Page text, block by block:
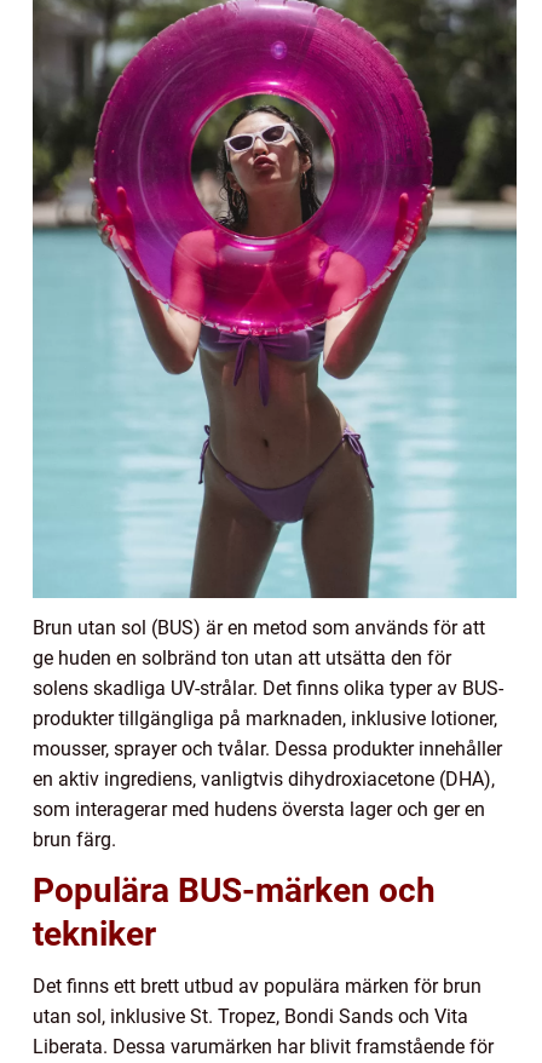
Brun utan sol (BUS) är en metod som används för att
ge huden en solbränd ton utan att utsätta den för
solens skadliga UV-strålar. Det finns olika typer av BUS-
produkter tillgängliga på marknaden, inklusive lotioner,
mousser, sprayer och tvålar. Dessa produkter innehåller
en aktiv ingrediens, vanligtvis dihydroxiacetone (DHA),
som interagerar med hudens översta lager och ger en
brun färg.
Populära BUS-märken och
tekniker
Det finns ett brett utbud av populära märken för brun
utan sol, inklusive St. Tropez, Bondi Sands och Vita
Liberata. Dessa varumärken har blivit framstående för